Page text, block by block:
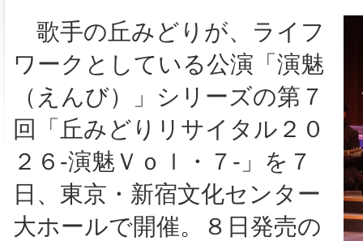
歌手の丘みどりが、ライフ
ワークとしている公演「演魅
（えんび）」シリーズの第７
回「丘みどりリサイタル２０
２６‐演魅Ｖｏｌ・７‐」を７
日、東京・新宿文化センター
大ホールで開催。８日発売の